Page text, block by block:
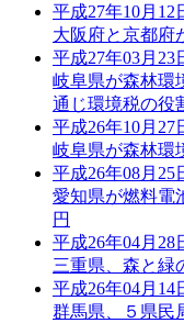
平成27年10月12
大阪府と京都府
平成27年03月23
岐阜県が森林環
通じ環境税の役
平成26年10月27
岐阜県が森林環
平成26年08月25
愛知県が燃料電
円
平成26年04月28
三重県、森と緑
平成26年04月14
群馬県、５県民